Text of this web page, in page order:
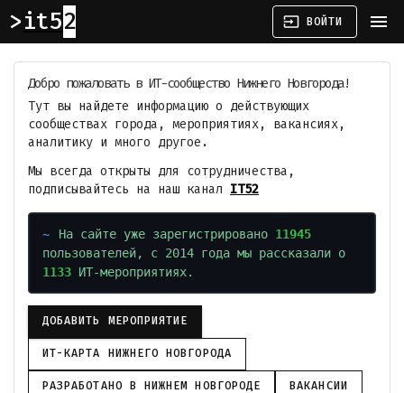
it52 input ВОЙТИ menu
Добро пожаловать в ИТ-сообщество Нижнего Новгорода!
Тут вы найдете информацию о действующих
сообществах города, мероприятиях, вакансиях,
аналитику и много другое.
Мы всегда открыты для сотрудничества,
подписывайтесь на наш канал IT52
На сайте уже зарегистрировано 11945
пользователей, с 2014 года мы рассказали о
1133 ИТ-мероприятиях.
ДОБАВИТЬ МЕРОПРИЯТИЕ
ИТ-КАРТА НИЖНЕГО НОВГОРОДА
РАЗРАБОТАНО В НИЖНЕМ НОВГОРОДЕ ВАКАНСИИ